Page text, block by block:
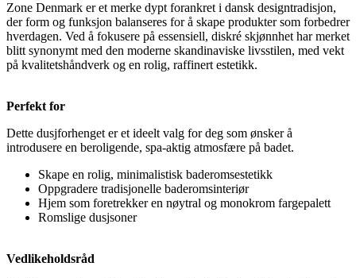
Zone Denmark er et merke dypt forankret i dansk designtradisjon,
der form og funksjon balanseres for å skape produkter som forbedrer
hverdagen. Ved å fokusere på essensiell, diskré skjønnhet har merket
blitt synonymt med den moderne skandinaviske livsstilen, med vekt
på kvalitetshåndverk og en rolig, raffinert estetikk.
Perfekt for
Dette dusjforhenget er et ideelt valg for deg som ønsker å
introdusere en beroligende, spa-aktig atmosfære på badet.
Skape en rolig, minimalistisk baderomsestetikk
Oppgradere tradisjonelle baderomsinteriør
Hjem som foretrekker en nøytral og monokrom fargepalett
Romslige dusjsoner
Vedlikeholdsråd